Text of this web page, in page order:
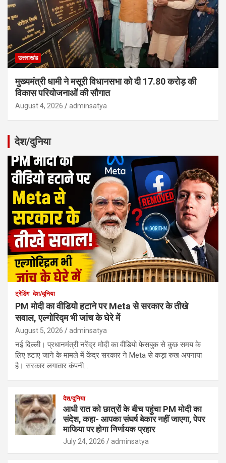
उत्तराखंड
मुख्यमंत्री धामी ने मसूरी विधानसभा को दी 17.80 करोड़ की
विकास परियोजनाओं की सौगात
August 4, 2026 adminsatya
देश/दुनिया
ट्रेंडिंग देश/दुनिया
PM मोदी का वीडियो हटाने पर Meta से सरकार के तीखे
सवाल, एल्गोरिद्म भी जांच के घेरे में
August 5, 2026 adminsatya
नई दिल्ली। प्रधानमंत्री नरेंद्र मोदी का वीडियो फेसबुक से कुछ समय के
लिए हटाए जाने के मामले में केंद्र सरकार ने Meta से कड़ा रुख अपनाया
है। सरकार लगातार कंपनी…
देश/दुनिया
आधी रात को छात्रों के बीच पहुंचा PM मोदी का
संदेश, कहा- आपका संघर्ष बेकार नहीं जाएगा, पेपर
माफिया पर होगा निर्णायक प्रहार
July 24, 2026 adminsatya